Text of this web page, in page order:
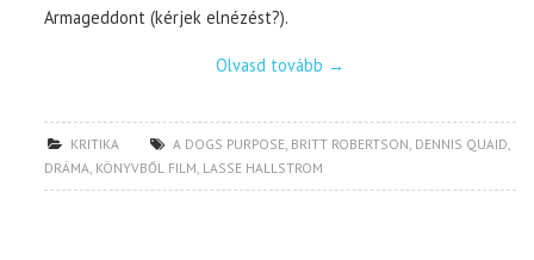
Armageddont (kérjek elnézést?).
Olvasd tovább →
KRITIKA A DOGS PURPOSE BRITT ROBERTSON DENNIS QUAID
DRÁMA KÖNYVBŐL FILM LASSE HALLSTROM